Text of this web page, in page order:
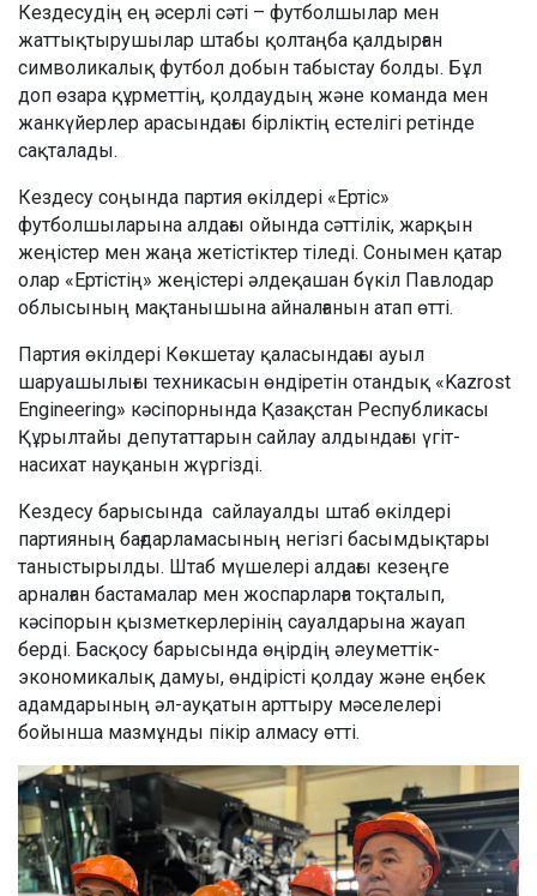
Кездесудің ең әсерлі сәті – футболшылар мен
жаттықтырушылар штабы қолтаңба қалдырған
символикалық футбол добын табыстау болды. Бұл
доп өзара құрметтің, қолдаудың және команда мен
жанкүйерлер арасындағы бірліктің естелігі ретінде
сақталады.
Кездесу соңында партия өкілдері «Ертіс»
футболшыларына алдағы ойында сәттілік, жарқын
жеңістер мен жаңа жетістіктер тіледі. Сонымен қатар
олар «Ертістің» жеңістері әлдеқашан бүкіл Павлодар
облысының мақтанышына айналғанын атап өтті.
Партия өкілдері Көкшетау қаласындағы ауыл
шаруашылығы техникасын өндіретін отандық «Kazrost
Engineering» кәсіпорнында Қазақстан Республикасы
Құрылтайы депутаттарын сайлау алдындағы үгіт-
насихат науқанын жүргізді.
Кездесу барысында сайлауалды штаб өкілдері
партияның бағдарламасының негізгі басымдықтары
таныстырылды. Штаб мүшелері алдағы кезеңге
арналған бастамалар мен жоспарларға тоқталып,
кәсіпорын қызметкерлерінің сауалдарына жауап
берді. Басқосу барысында өңірдің әлеуметтік-
экономикалық дамуы, өндірісті қолдау және еңбек
адамдарының әл-ауқатын арттыру мәселелері
бойынша мазмұнды пікір алмасу өтті.